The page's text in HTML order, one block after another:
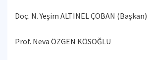
Doç. N. Yeşim ALTINEL ÇOBAN (Başkan)
Prof. Neva ÖZGEN KÖSOĞLU